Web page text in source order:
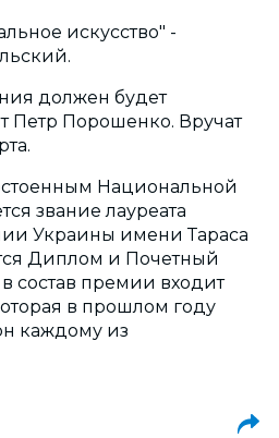
искусство" -
должен будет
Петр Порошенко. Вручат
Национальной
звание лауреата
Украины имени Тараса
Диплом и Почетный
в состав премии входит
в прошлом году
каждому из